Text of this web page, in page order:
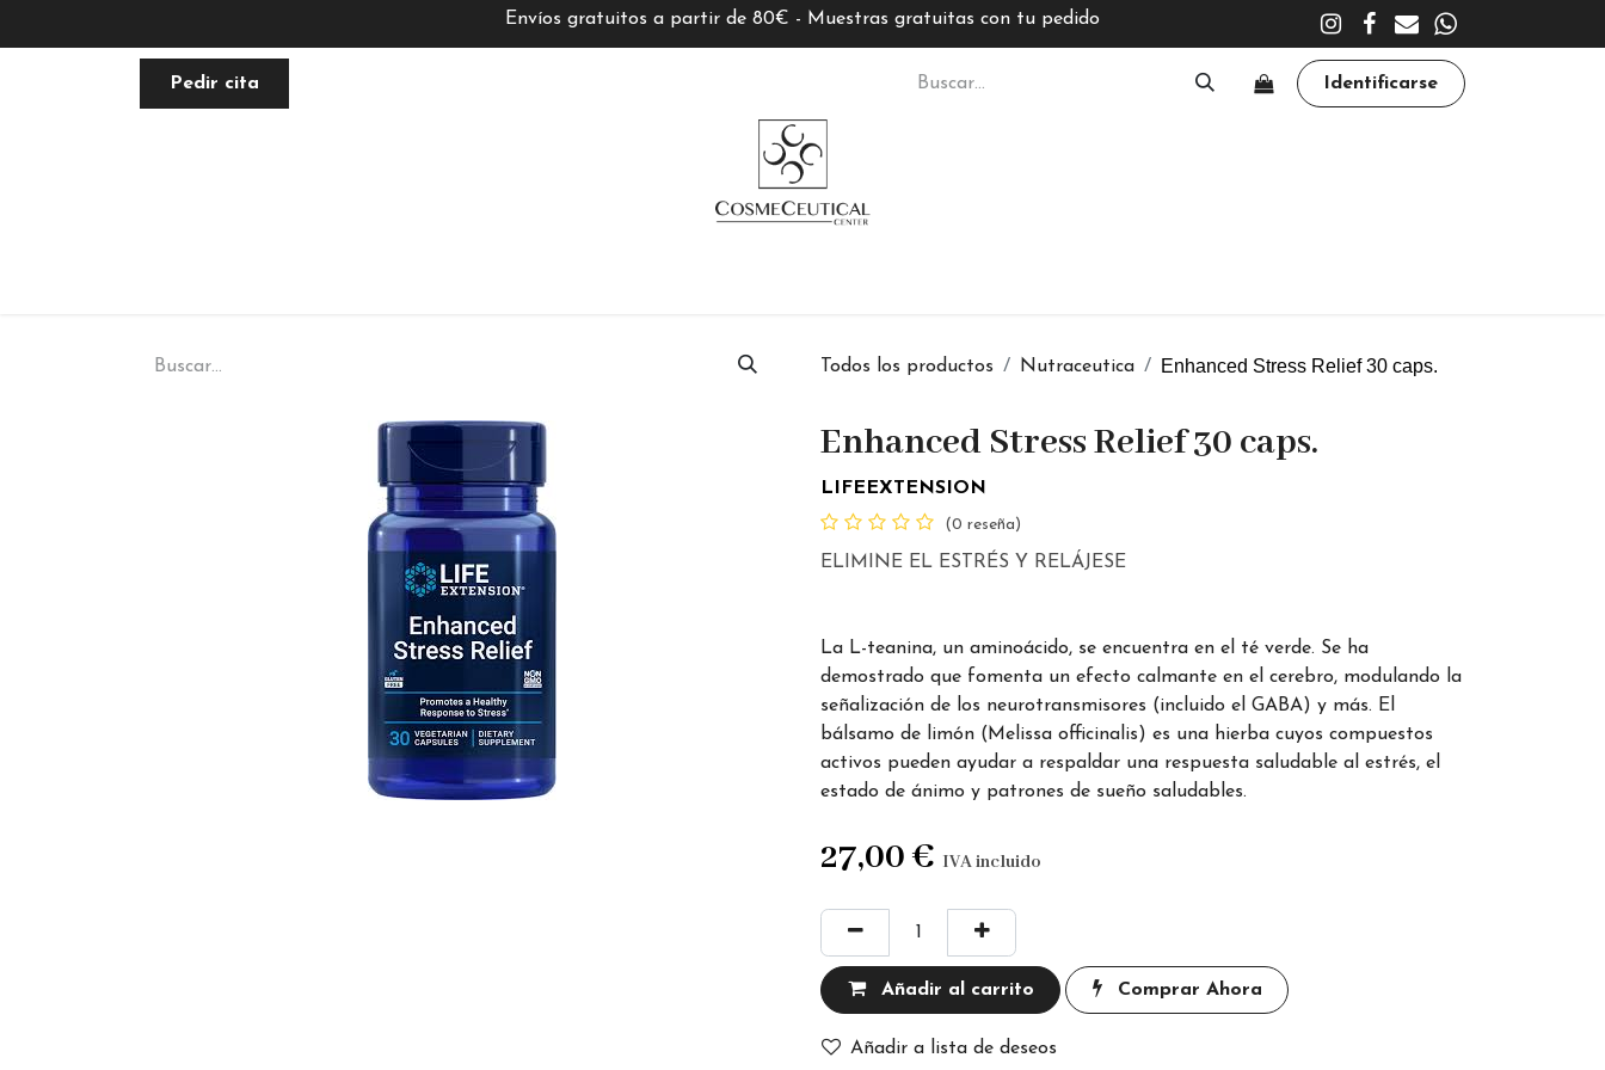
Envíos gratuitos a partir de 80€ - Muestras gratuitas con tu pedido
Pedir cita Identificarse
Todos los productos Nutraceutica Enhanced Stress Relief 30 caps.
Enhanced Stress Relief 30 caps.
LIFEEXTENSION
(0 reseña)
ELIMINE EL ESTRÉS Y RELÁJESE
La L-teanina, un aminoácido, se encuentra en el té verde. Se ha
demostrado que fomenta un efecto calmante en el cerebro, modulando la
señalización de los neurotransmisores (incluido el GABA) y más. El
bálsamo de limón (Melissa officinalis) es una hierba cuyos compuestos
activos pueden ayudar a respaldar una respuesta saludable al estrés, el
estado de ánimo y patrones de sueño saludables.
27,00€ IVA incluido
Añadir al carrito Comprar Ahora
Añadir a lista de deseos